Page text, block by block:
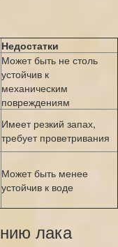
Недостатки
Может быть не столь
устойчив к
механическим
повреждениям
Имеет резкий запах,
требует проветривания
Может быть менее
устойчив к воде
лака